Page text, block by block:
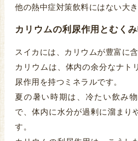
他の熱中症対策飲料にはない大き
カリウムの利尿作用とむく
スイカには、カリウムが豊富に
カリウムは、体内の余分なナト
尿作用を持つミネラルです。
夏の暑い時期は、冷たい飲み
で、体内に水分が過剰に溜まり
す。